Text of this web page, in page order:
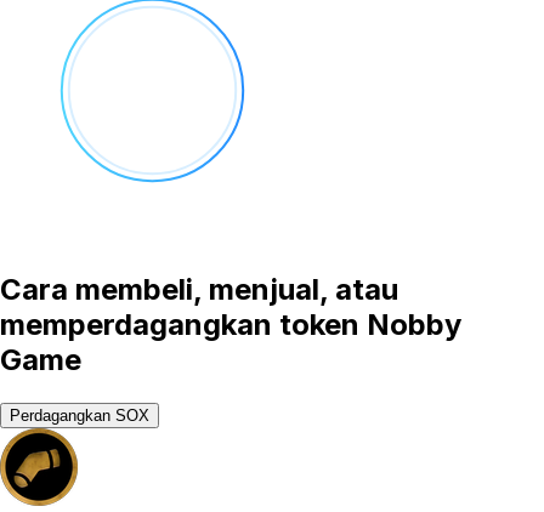
Cara membeli, menjual, atau
memperdagangkan token Nobby
Game
Perdagangkan SOX